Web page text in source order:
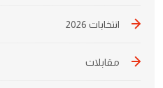
انتخابات 2026
مقابلات